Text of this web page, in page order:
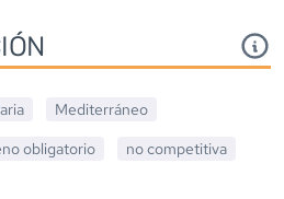
Mediterráneo
obligatorio
no competitiva